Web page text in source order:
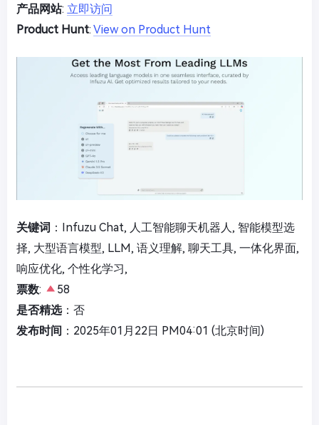
产品网站: 立即访问
Product Hunt: View on Product Hunt
关键词 ：Infuzu Chat, 人工智能聊天机器人, 智能模型选
择, 大型语言模型, LLM, 语义理解, 聊天工具, 一体化界面,
响应优化, 个性化学习,
票数:
58
是否精选：否
发布时间 ：2025年01月22日 PM04:01 (北京时间)